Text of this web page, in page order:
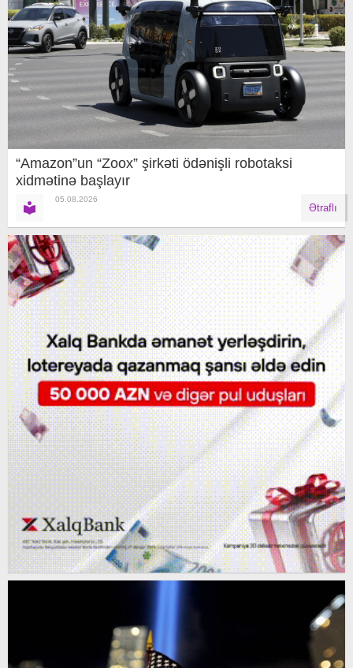
“Amazon”un “Zoox” şirkəti ödənişli robotaksi
xidmətinə başlayır
05.08.2026
Ətraflı